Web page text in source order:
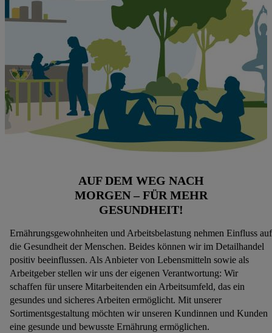
AUF DEM WEG NACH
MORGEN – FÜR MEHR
GESUNDHEIT!
Ernährungsgewohnheiten und Arbeitsbelastung nehmen Einfluss auf
die Gesundheit der Menschen. Beides können wir im Detailhandel
positiv beeinflussen. Als Anbieter von Lebensmitteln sowie als
Arbeitgeber stellen wir uns der eigenen Verantwortung: Wir
schaffen für unsere Mitarbeitenden ein Arbeitsumfeld, das ein
gesundes und sicheres Arbeiten ermöglicht. Mit unserer
Sortimentsgestaltung möchten wir unseren Kundinnen und Kunden
eine gesunde und bewusste Ernährung ermöglichen.